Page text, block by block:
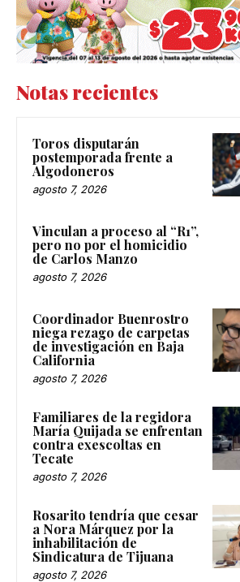
Notas recientes
Toros disputarán
postemporada frente a
Algodoneros
agosto 7, 2026
Vinculan a proceso al “R1”,
pero no por el homicidio
de Carlos Manzo
agosto 7, 2026
Coordinador Buenrostro
niega rezago de carpetas
de investigación en Baja
California
agosto 7, 2026
Familiares de la regidora
María Quijada se enfrentan
contra exescoltas en
Tecate
agosto 7, 2026
Rosarito tendría que cesar
a Nora Márquez por la
inhabilitación de
Sindicatura de Tijuana
agosto 7, 2026